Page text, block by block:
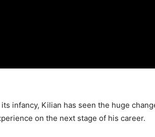
infancy, Kilian has seen the huge
on the next stage of his career.